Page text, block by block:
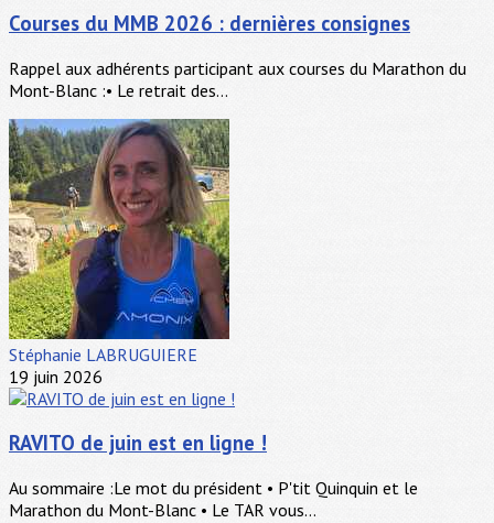
Courses du MMB 2026 : dernières consignes
Rappel aux adhérents participant aux courses du Marathon du
Mont-Blanc :• Le retrait des...
Stéphanie LABRUGUIERE
19 juin 2026
RAVITO de juin est en ligne !
Au sommaire :Le mot du président • P'tit Quinquin et le
Marathon du Mont-Blanc • Le TAR vous...